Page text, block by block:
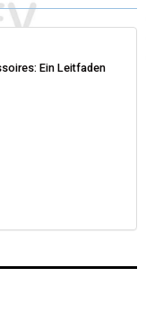
K
D
I
Ein Leitfaden